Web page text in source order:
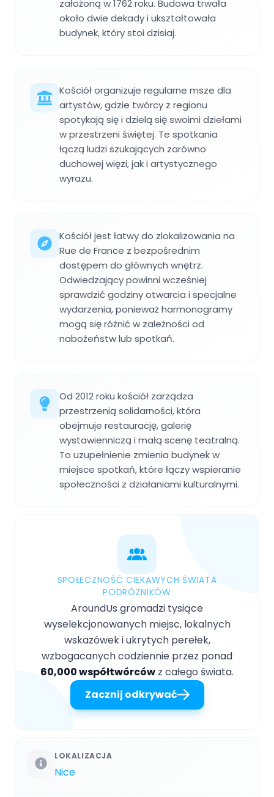
założoną w 1762 roku. Budowa trwała
około dwie dekady i ukształtowała
budynek, który stoi dzisiaj.
Kościół organizuje regularne msze dla
artystów, gdzie twórcy z regionu
spotykają się i dzielą się swoimi dziełami
w przestrzeni świętej. Te spotkania
łączą ludzi szukających zarówno
duchowej więzi, jak i artystycznego
wyrazu.
Kościół jest łatwy do zlokalizowania na
Rue de France z bezpośrednim
dostępem do głównych wnętrz.
Odwiedzający powinni wcześniej
sprawdzić godziny otwarcia i specjalne
wydarzenia, ponieważ harmonogramy
mogą się różnić w zależności od
nabożeństw lub spotkań.
Od 2012 roku kościół zarządza
przestrzenią solidarności, która
obejmuje restaurację, galerię
wystawienniczą i małą scenę teatralną.
To uzupełnienie zmienia budynek w
miejsce spotkań, które łączy wspieranie
społeczności z działaniami kulturalnymi.
SPOŁECZNOŚĆ CIEKAWYCH ŚWIATA
PODRÓŻNIKÓW
AroundUs gromadzi tysiące
wyselekcjonowanych miejsc, lokalnych
wskazówek i ukrytych perełek,
wzbogacanych codziennie przez ponad
60,000 współtwórców z całego świata.
Zacznij odkrywać
LOKALIZACJA
Nice